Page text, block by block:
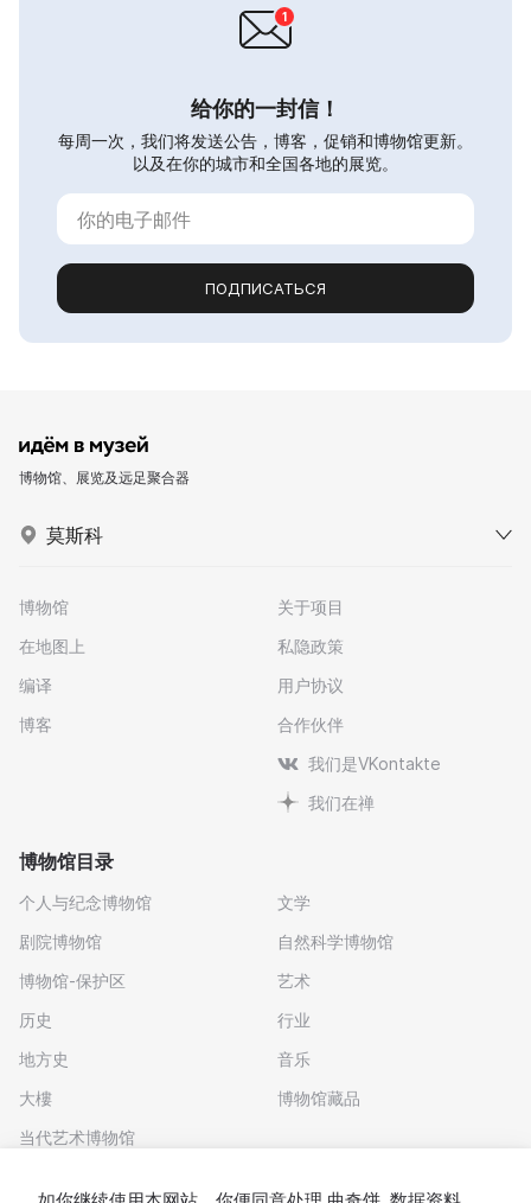
给你的一封信！
每周一次，我们将发送公告，博客，促销和博物馆更新。
以及在你的城市和全国各地的展览。
ПОДПИСАТЬСЯ
博物馆、展览及远足聚合器
莫斯科
博物馆
在地图上
编译
博客
关于项目
私隐政策
用户协议
合作伙伴
我们是VKontakte
我们在禅
博物馆目录
个人与纪念博物馆
剧院博物馆
博物馆-保护区
历史
地方史
大樓
当代艺术博物馆
文学
自然科学博物馆
艺术
行业
音乐
博物馆藏品